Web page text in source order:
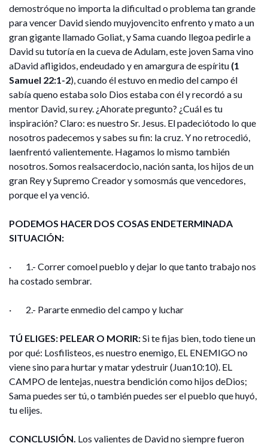
demostróque no importa la dificultad o problema tan grande
para vencer David siendo muyjovencito enfrento y mato a un
gran gigante llamado Goliat, y Sama cuando llegoa pedirle a
David su tutoría en la cueva de Adulam, este joven Sama vino
aDavid afligidos, endeudado y en amargura de espíritu (1
Samuel 22:1-2), cuando él estuvo en medio del campo él
sabía queno estaba solo Dios estaba con él y recordó a su
mentor David, su rey. ¿Ahorate pregunto? ¿Cuál es tu
inspiración? Claro: es nuestro Sr. Jesus. El padeciótodo lo que
nosotros padecemos y sabes su fin: la cruz. Y no retrocedió,
laenfrentó valientemente. Hagamos lo mismo también
nosotros. Somos realsacerdocio, nación santa, los hijos de un
gran Rey y Supremo Creador y somosmás que vencedores,
porque el ya venció.
PODEMOS HACER DOS COSAS ENDETERMINADA
SITUACIÓN:
· 1.- Correr comoel pueblo y dejar lo que tanto trabajo nos
ha costado sembrar.
· 2.- Pararte enmedio del campo y luchar
TÚ ELIGES: PELEAR O MORIR:Si te fijas bien, todo tiene un
por qué: Losfilisteos, es nuestro enemigo, EL ENEMIGO no
viene sino para hurtar y matar ydestruir (Juan10:10). EL
CAMPO de lentejas, nuestra bendición como hijos deDios;
Sama puedes ser tú, o también puedes ser el pueblo que huyó,
tu elijes.
CONCLUSIÓN. Los valientes de David no siempre fueron